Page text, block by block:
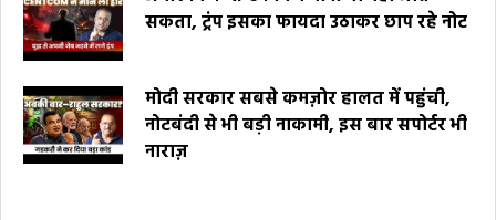
सकता, ट्रंप इसका फायदा उठाकर छाप रहे नोट
मोदी सरकार सबसे कमज़ोर हालत में पहुंची,
नोटबंदी से भी बड़ी नाकामी, इस बार सपोर्टर भी
नाराज़